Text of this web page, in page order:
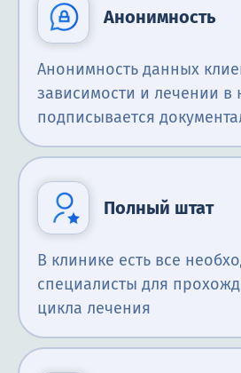
Анонимность
Анонимность данных
зависимости и лечении в
подписывается
Полный штат
В клинике есть все
специалисты для
цикла лечения